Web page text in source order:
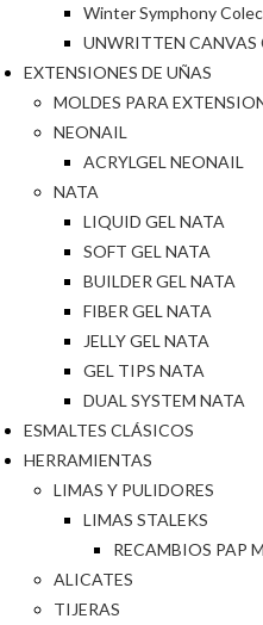
Winter Symphony
UNWRITTEN
EXTENSIONES DE UÑAS
MOLDES PARA
NEONAIL
ACRYLGEL NEONAIL
NATA
LIQUID GEL NATA
SOFT GEL NATA
BUILDER GEL NATA
FIBER GEL NATA
JELLY GEL NATA
GEL TIPS NATA
DUAL SYSTEM NATA
ESMALTES CLÁSICOS
HERRAMIENTAS
LIMAS Y PULIDORES
LIMAS STALEKS
RECAMBIOS PAP
ALICATES
TIJERAS